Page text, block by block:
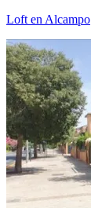
Loft en Alcampo